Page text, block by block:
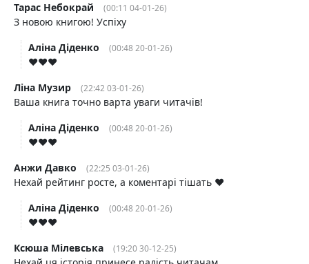
Тарас Небокрай
(00:11 04-01-26)
З новою книгою! Успіху
Аліна Діденко
(00:48 20-01-26)
♥️♥️♥️
Ліна Музир
(22:42 03-01-26)
Ваша книга точно варта уваги читачів!
Аліна Діденко
(00:48 20-01-26)
♥️♥️♥️
Анжи Давко
(22:25 03-01-26)
Нехай рейтинг росте, а коментарі тішать ❤️
Аліна Діденко
(00:48 20-01-26)
♥️♥️♥️
Ксюша Мілевська
(19:20 30-12-25)